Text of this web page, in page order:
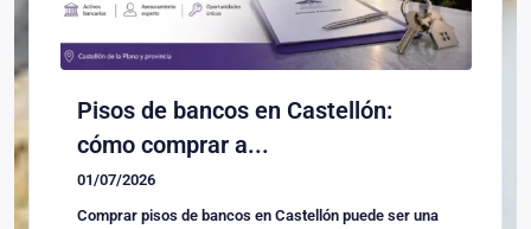
Pisos de bancos en Castellón:
cómo comprar a...
01/07/2026
Comprar pisos de bancos en Castellón puede ser una